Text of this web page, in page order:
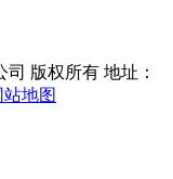
版权所有 地址：
站地图